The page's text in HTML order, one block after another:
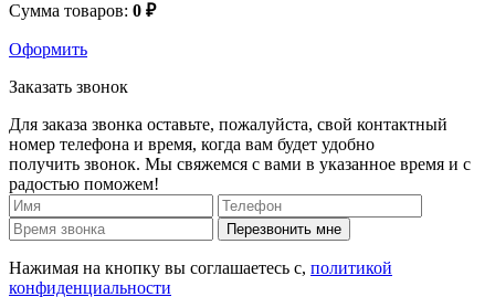
Сумма товаров: 0 ₽
Оформить
Заказать звонок
Для заказа звонка оставьте, пожалуйста, свой контактный
номер телефона и время, когда вам будет удобно
получить звонок. Мы свяжемся с вами в указанное время и с
радостью поможем!
Перезвонить мне
Нажимая на кнопку вы соглашаетесь с, политикой
конфиденциальности